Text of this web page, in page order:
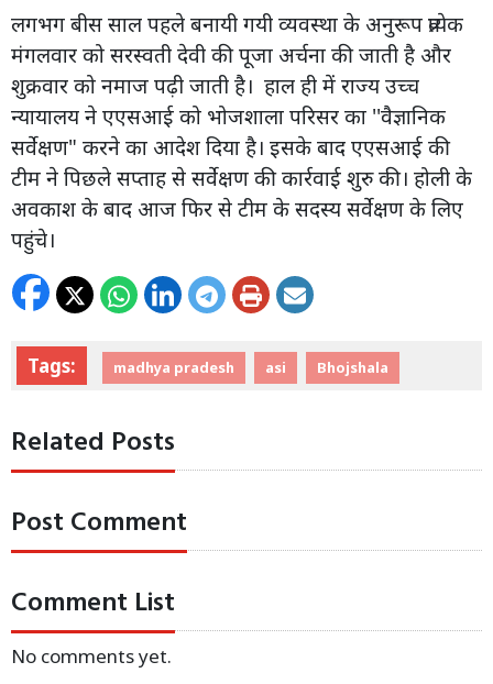
लगभग बीस साल पहले बनायी गयी व्यवस्था के अनुरूप प्रत्येक
मंगलवार को सरस्वती देवी की पूजा अर्चना की जाती है और
शुक्रवार को नमाज पढ़ी जाती है। हाल ही में राज्य उच्च
न्यायालय ने एएसआई को भोजशाला परिसर का ''वैज्ञानिक
सर्वेक्षण" करने का आदेश दिया है। इसके बाद एएसआई की
टीम ने पिछले सप्ताह से सर्वेक्षण की कार्रवाई शुरु की। होली के
अवकाश के बाद आज फिर से टीम के सदस्य सर्वेक्षण के लिए
पहुंचे।
Tags: madhya pradesh asi Bhojshala
Related Posts
Post Comment
Comment List
No comments yet.